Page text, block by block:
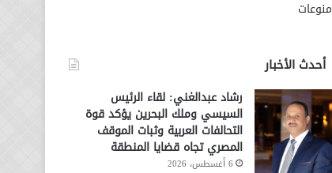
منوعات
أحدث الأخبار
رشاد عبدالغني: لقاء الرئيس
السيسي وملك البحرين يؤكد قوة
التحالفات العربية وثبات الموقف
المصري تجاه قضايا المنطقة
6 أغسطس، 2026